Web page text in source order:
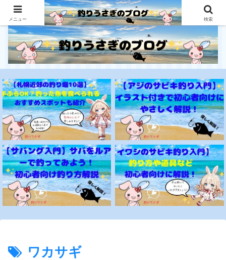
釣り初心者にとっても優しいサイト
ワカサギ
メニュー 検索